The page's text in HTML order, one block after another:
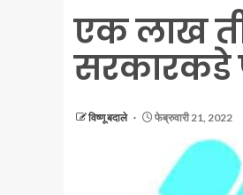
एक लाख
सरकारकडे
विष्णू बदाले फेब्रुवारी 21, 2022